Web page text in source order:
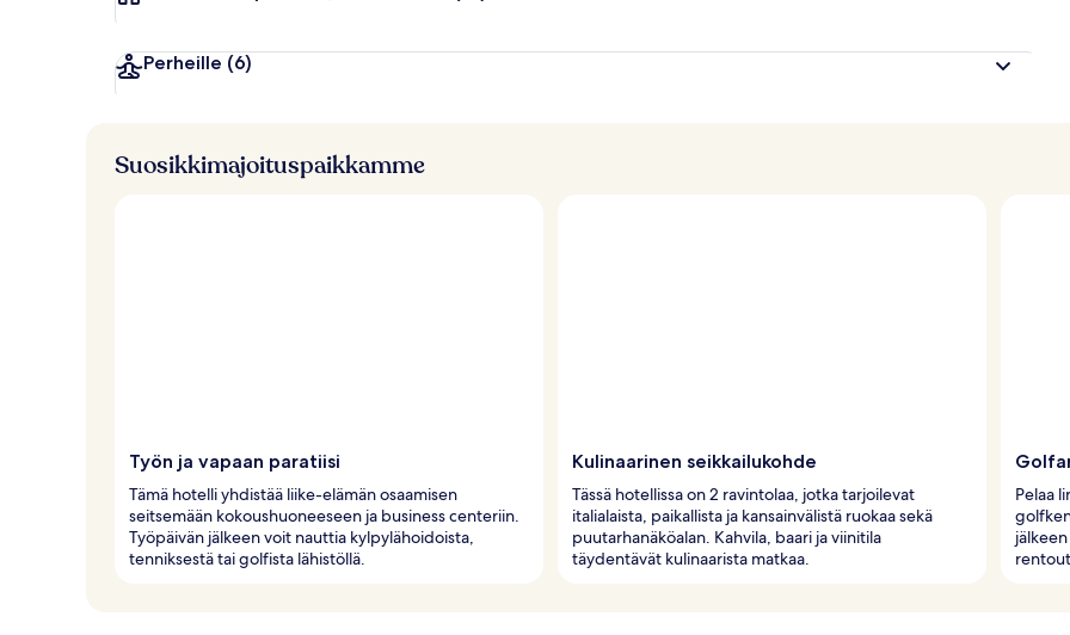
Perheille (6)
Suosikkimajoituspaikkamme
Työn ja vapaan paratiisi
Tämä hotelli yhdistää liike-elämän osaamisen
seitsemään kokoushuoneeseen ja business centeriin.
Työpäivän jälkeen voit nauttia kylpylähoidoista,
tenniksestä tai golfista lähistöllä.
Kulinaarinen seikkailukohde
Tässä hotellissa on 2 ravintolaa, jotka tarjoilevat
italialaista, paikallista ja kansainvälistä ruokaa sekä
puutarhanäköalan. Kahvila, baari ja viinitila
täydentävät kulinaarista matkaa.
Pelaa